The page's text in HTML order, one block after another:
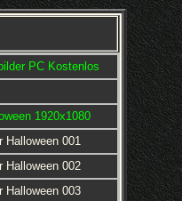
PC Kostenlos
1920x1080
Halloween 001
Halloween 002
Halloween 003